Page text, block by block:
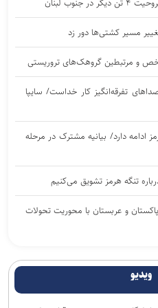
مسیر کشتی‌ها دور زد
تفرقه‌انگیز کار خداست/ سایپا
ادامه دارد/ بیانیه مشترک در مرحله
تنگه هرمز تشویق می‌کنیم
و عربستان با محوریت تحولات
توسط پلیس مهاجرت آمریکا
ویدیو